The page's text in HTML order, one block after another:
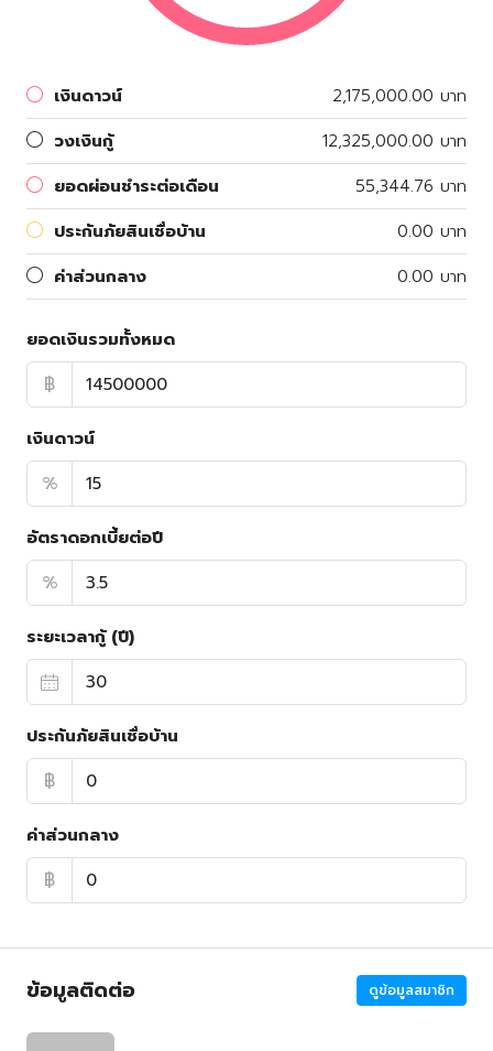
เงินดาวน์
2,175,000.00 บาท
วงเงินกู้
12,325,000.00 บาท
ยอดผ่อนชำระต่อเดือน
55,344.76 บาท
ประกันภัยสินเชื่อบ้าน
0.00 บาท
ค่าส่วนกลาง
0.00 บาท
ยอดเงินรวมทั้งหมด
฿
เงินดาวน์
%
อัตราดอกเบี้ยต่อปี
%
ระยะเวลากู้ (ปี)
ประกันภัยสินเชื่อบ้าน
฿
ค่าส่วนกลาง
฿
ข้อมูลติดต่อ ดูข้อมูลสมาชิก